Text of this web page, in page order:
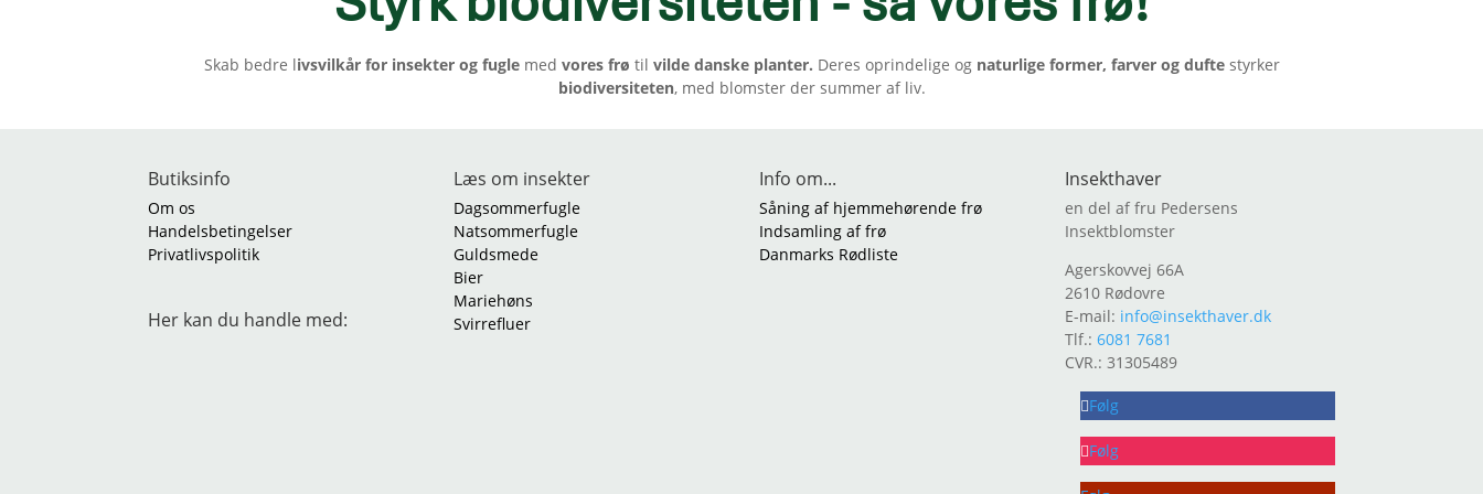
Skab bedre livsvilkår for insekter og fuglemed vores frø til vilde danske planter. Deres oprindelige og naturlige former, farver og duftestyrker
biodiversiteten, med blomster der summer af liv.
Butiksinfo
Om os
Handelsbetingelser
Privatlivspolitik
Her kan du handle med:
Læs om insekter
Dagsommerfugle
Natsommerfugle
Guldsmede
Bier
Mariehøns
Svirrefluer
Info om...
Såning af hjemmehørende frø
Indsamling af frø
Danmarks Rødliste
Insekthaver
en del af fru Pedersens
Insektblomster
Agerskovvej 66A
2610 Rødovre
E-mail: info@insekthaver.dk
Tlf.: 6081 7681
CVR.: 31305489
Følg
Følg